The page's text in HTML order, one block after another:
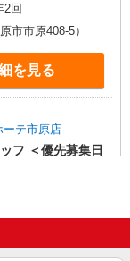
2回
市市原408-5）
を見る
テ市原店
フ ＜優先募集日
を見る